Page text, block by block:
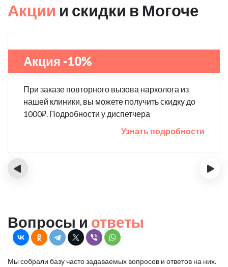
Акции и скидки в Могоче
Акция -10%
При заказе повторного вызова нарколога из
нашей клиники, вы можете получить скидку до
1000₽. Подробности у диспетчера
Узнать подробности
‹ ›
Вопросы и ответы
Мы собрали базу часто задаваемых вопросов и ответов на них.